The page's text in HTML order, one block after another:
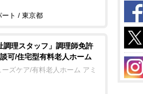
ート / 東京都
調理スタッフ」調理師免許
可/住宅型有料老人ホーム
ズケア/有料老人ホーム アミ